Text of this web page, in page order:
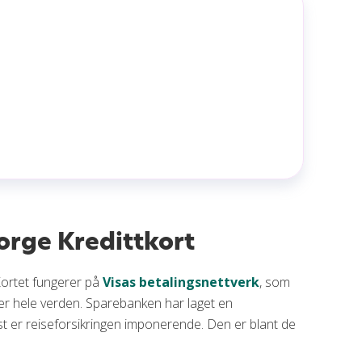
Kredittkort
fungerer på Visas betalingsnettverk, som
hele verden. Sparebanken har laget en
er reiseforsikringen imponerende. Den er blant de